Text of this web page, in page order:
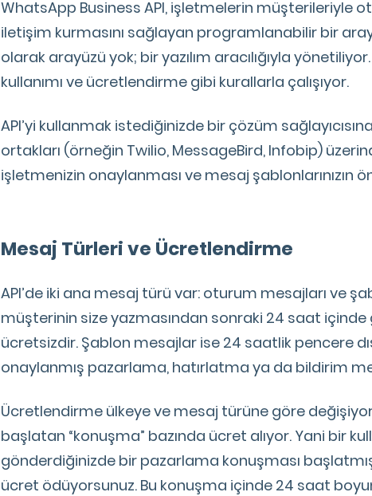
WhatsApp Business API, işletmelerin müşterileriyle
iletişim kurmasını sağlayan programlanabilir bir
olarak arayüzü yok; bir yazılım aracılığıyla
kullanımı ve ücretlendirme gibi kurallarla çalışıyor.
API’yi kullanmak istediğinizde bir çözüm
ortakları (örneğin Twilio, MessageBird, Infobip)
işletmenizin onaylanması ve mesaj şablonlarınızın
Mesaj Türleri ve Ücretlendirme
API’de iki ana mesaj türü var: oturum mesajları ve
müşterinin size yazmasından sonraki 24 saat içinde
ücretsizdir. Şablon mesajlar ise 24 saatlik pencere
onaylanmış pazarlama, hatırlatma ya da bildirim
Ücretlendirme ülkeye ve mesaj türüne göre
başlatan “konuşma” bazında ücret alıyor. Yani bir
gönderdiğinizde bir pazarlama konuşması
ücret ödüyorsunuz. Bu konuşma içinde 24 saat